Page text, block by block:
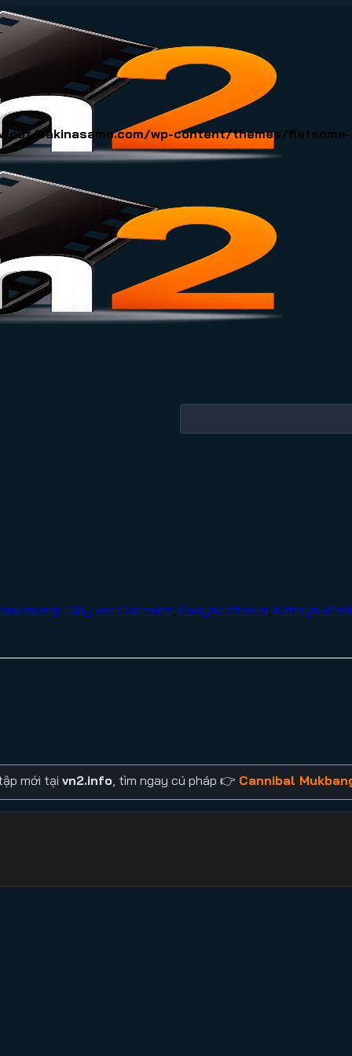
sakinasamo.com/wp-content/themes/
Clay von Carlowitz Dwayne Steeler, Kathryn
mới tại vn2.info , tìm ngay cú pháp 👉 Cannibal